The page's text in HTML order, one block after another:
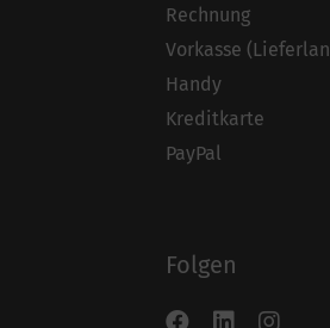
Rechnung
Vorkasse
Handy
Kreditkarte
PayPal
Folgen